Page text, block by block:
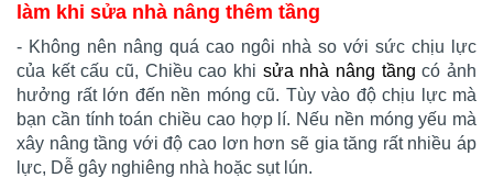
làm khi sửa nhà nâng thêm tầng
- Không nên nâng quá cao ngôi nhà so với sức chịu lực
của kết cấu cũ, Chiều cao khi sửa nhà nâng tầng có ảnh
hưởng rất lớn đến nền móng cũ. Tùy vào độ chịu lực mà
bạn cần tính toán chiều cao hợp lí. Nếu nền móng yếu mà
xây nâng tầng với độ cao lơn hơn sẽ gia tăng rất nhiều áp
lực, Dễ gây nghiêng nhà hoặc sụt lún.